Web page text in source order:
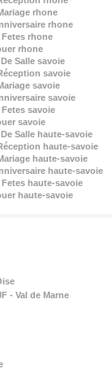
rhone
rhone
Fetes rhone
rhone
Salle savoie
savoie
savoie
savoie
Fetes savoie
savoie
Salle haute-savoie
haute-savoie
haute-savoie
haute-savoie
Fetes haute-savoie
haute-savoie
- Val de Marne